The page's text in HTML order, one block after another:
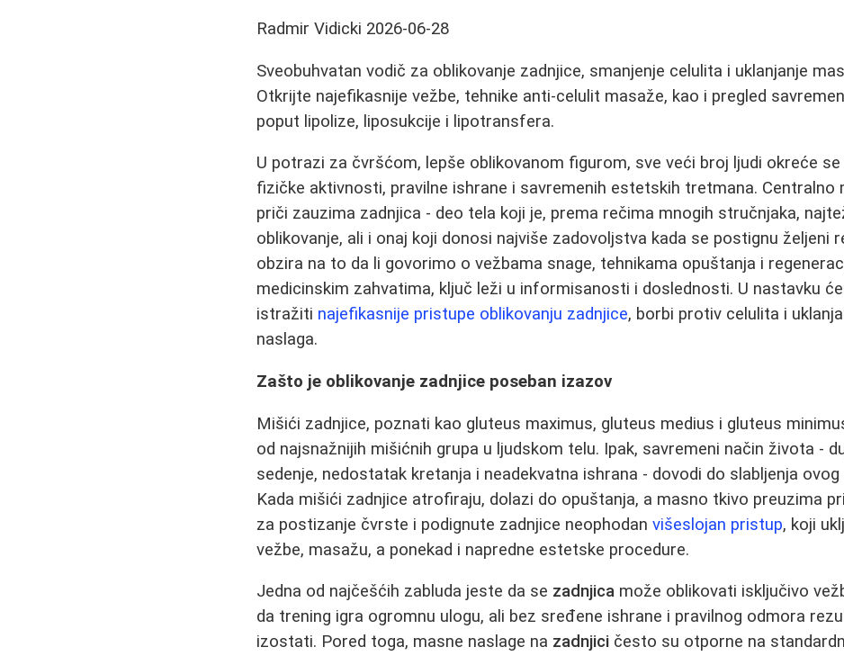
Radmir Vidicki 2026-06-28
Sveobuhvatan vodič za oblikovanje zadnjice, smanjenje celulita i uklanjanje
Otkrijte najefikasnije vežbe, tehnike anti-celulit masaže, kao i pregled
poput lipolize, liposukcije i lipotransfera.
U potrazi za čvršćom, lepše oblikovanom figurom, sve veći broj ljudi okreće
fizičke aktivnosti, pravilne ishrane i savremenih estetskih tretmana. Centralno
priči zauzima zadnjica - deo tela koji je, prema rečima mnogih stručnjaka,
oblikovanje, ali i onaj koji donosi najviše zadovoljstva kada se postignu željeni
obzira na to da li govorimo o vežbama snage, tehnikama opuštanja i
medicinskim zahvatima, ključ leži u informisanosti i doslednosti. U nastavku
istražiti najefikasnije pristupe oblikovanju zadnjice, borbi protiv celulita i
naslaga.
Zašto je oblikovanje zadnjice poseban izazov
Mišići zadnjice, poznati kao gluteus maximus, gluteus medius i gluteus
od najsnažnijih mišićnih grupa u ljudskom telu. Ipak, savremeni način života -
sedenje, nedostatak kretanja i neadekvatna ishrana - dovodi do slabljenja ovog
Kada mišići zadnjice atrofiraju, dolazi do opuštanja, a masno tkivo preuzima
za postizanje čvrste i podignute zadnjice neophodanvišeslojan pristup, koji
vežbe, masažu, a ponekad i napredne estetske procedure.
Jedna od najčešćih zabluda jeste da se zadnjica može oblikovati isključivo
da trening igra ogromnu ulogu, ali bez sređene ishrane i pravilnog odmora
izostati. Pored toga, masne naslage na zadnjici često su otporne na